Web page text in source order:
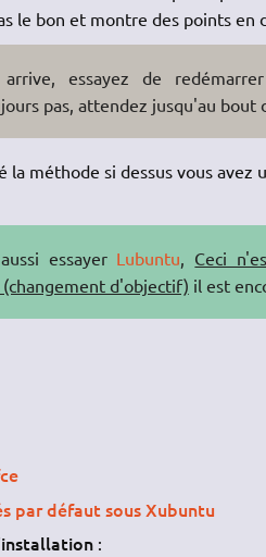
le bon et montre des points en
essayez de
pas, attendez jusqu'au bout
la méthode si dessus vous
essayer Lubuntu, Ceci
d'objectif) il est
par défaut sous Xubuntu
: